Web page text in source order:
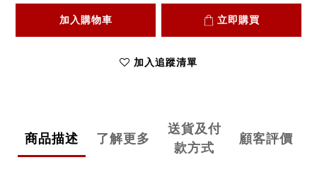
加入購物車 立即購買
加入追蹤清單
商品描述 了解更多
送貨及付
款方式
顧客評價